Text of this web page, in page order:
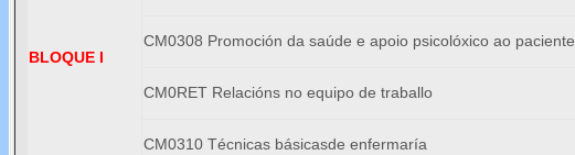
BLOQUE I
CM0308 Promoción da saúde e apoio psicolóxico ao paciente
CM0RET Relacións no equipo de traballo
CM0310 Técnicas básicasde enfermaría